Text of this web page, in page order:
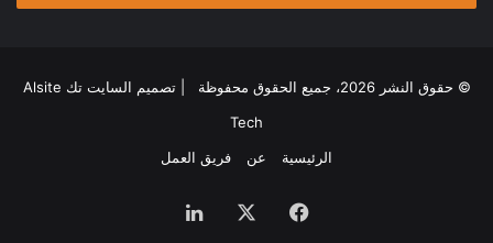
© حقوق النشر 2026، جميع الحقوق محفوظة | تصميم
السايت تك Alsite
Tech
الرئيسية
عن فريق العمل
فيسبوك لينكدإن